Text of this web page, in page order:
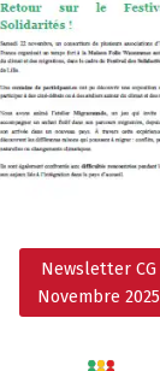
Newsletter CG
Novembre 2025